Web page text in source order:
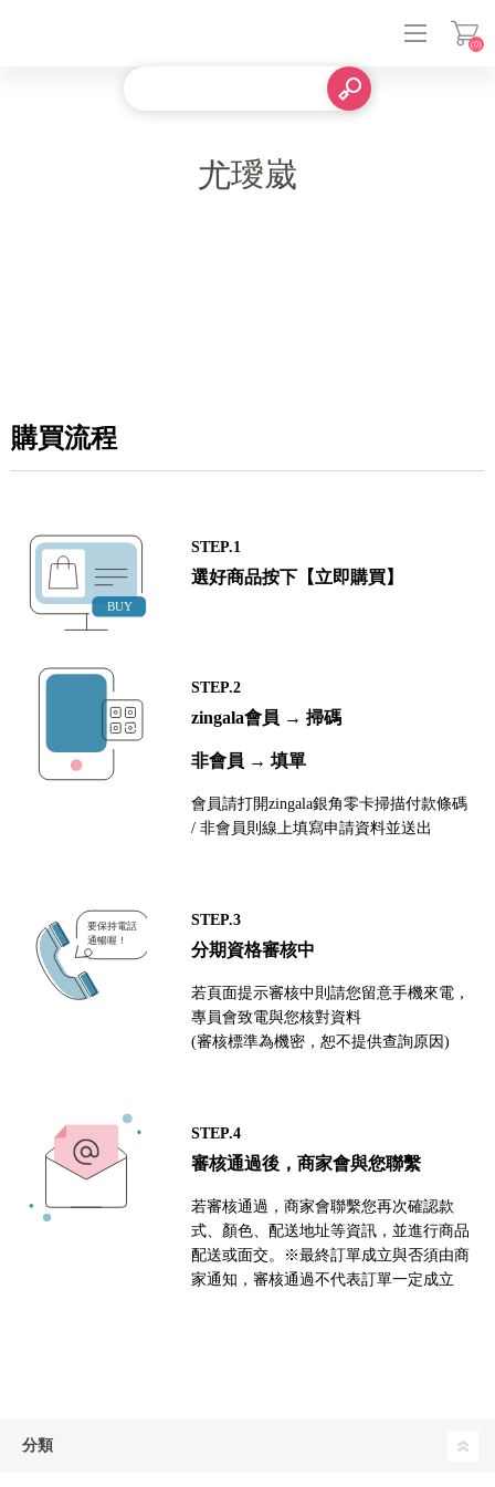
(0)
尤璦崴
購買流程
STEP.1
選好商品按下【立即購買】
STEP.2
zingala會員 → 掃碼
非會員 → 填單
會員請打開zingala銀角零卡掃描付款條碼
/ 非會員則線上填寫申請資料並送出
STEP.3
分期資格審核中
若頁面提示審核中則請您留意手機來電，
專員會致電與您核對資料
(審核標準為機密，恕不提供查詢原因)
STEP.4
審核通過後，商家會與您聯繫
若審核通過，商家會聯繫您再次確認款
式、顏色、配送地址等資訊，並進行商品
配送或面交。※最終訂單成立與否須由商
家通知，審核通過不代表訂單一定成立
分類